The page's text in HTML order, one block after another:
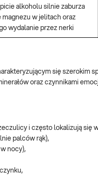
alkoholu silnie zaburza
magnezu w jelitach oraz
wydalanie przez nerki
się szerokim
oraz czynnikami
i często lokalizują się
palców rąk),
nocy),